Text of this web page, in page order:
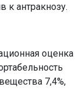
к антракнозу.
оценка
7,4%,